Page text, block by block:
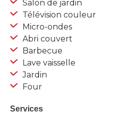
Salon de jardin
Télévision couleur
Micro-ondes
Abri couvert
Barbecue
Lave vaisselle
Jardin
Four
Services